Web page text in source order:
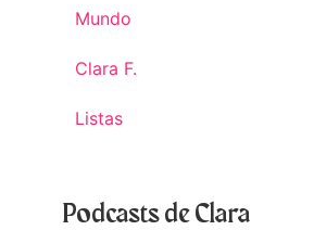
Mundo
Clara F.
Listas
Podcasts de Clara